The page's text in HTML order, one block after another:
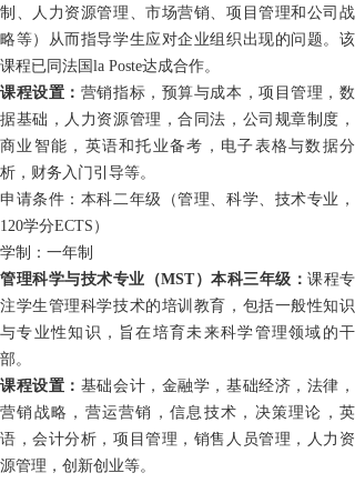
制、人力资源管理、市场营销、项目管理和公司战
略等）从而指导学生应对企业组织出现的问题。该
课程已同法国 la Poste达成合作。
课程设置： 营销指标，预算与成本，项目管理，数
据基础，人力资源管理，合同法，公司规章制度，
商业智能，英语和托业备考，电子表格与数据分
析，财务入门引导等。
申请条件：本科二年级（管理、科学、技术专业，
120学分ECTS ）
学制：一年制
管理科学与技术专业 （MST） 本科三年级： 课程专
注学生管理科学技术的培训教育，包括一般性知识
与专业性知识，旨在培育未来科学管理领域的干
部。
课程设置： 基础会计，金融学，基础经济，法律，
营销战略，营运营销，信息技术，决策理论，英
语，会计分析，项目管理，销售人员管理，人力资
源管理，创新创业等。